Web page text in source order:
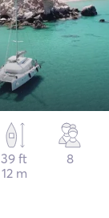
39 ft
12 m
8